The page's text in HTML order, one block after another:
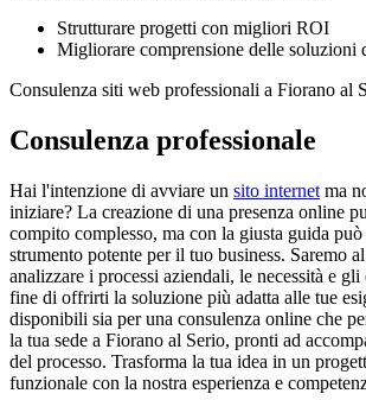
Strutturare progetti con migliori ROI
Migliorare comprensione delle soluzioni
Consulenza siti web professionali a Fiorano al
Consulenza professionale
Hai l'intenzione di avviare un sito internet ma
iniziare? La creazione di una presenza online
compito complesso, ma con la giusta guida
strumento potente per il tuo business. Saremo
analizzare i processi aziendali, le necessità e
fine di offrirti la soluzione più adatta alle tue
disponibili sia per una consulenza online che
la tua sede a Fiorano al Serio, pronti ad
del processo. Trasforma la tua idea in un
funzionale con la nostra esperienza e